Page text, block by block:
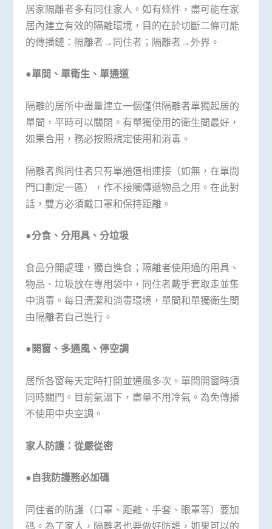
居家隔離者多有同住家人。如有條件，盡可能在家
居內建立有效的隔離環境，目的在於切斷二條可能
的傳播鏈：隔離者→同住者；隔離者→外界。
●單間、單衛生、單通道
隔離的居所中盡量建立一個僅供隔離者單獨起居的
單間，平時可以關閉。有單獨使用的衛生間最好，
如果合用，務必按照規定使用和消毒。
隔離者與同住者只有單通道相連接（如無，在單間
門口劃定一區），作不接觸傳遞物品之用。在此對
話，雙方必須戴口罩和保持距離。
●分食、分用具、分垃圾
食品分開處理，獨自進食；隔離者使用過的用具、
物品、垃圾放在專用袋中，同住者戴手套取走並集
中消毒。每日清潔和消毒環境，單間和單獨衛生間
由隔離者自己進行。
●開窗、多通風、停空調
居所各窗每天定時打開並通風多次。單間開窗時須
同時關門。目前氣溫下，盡量不用冷氣。為免傳播
不使用中央空調。
家人防護：從嚴從密
●自我防護務必加碼
同住者的防護（口罩、距離、手套、眼罩等）要加
碼。為了家人，隔離者也要做好防護，如果可以的